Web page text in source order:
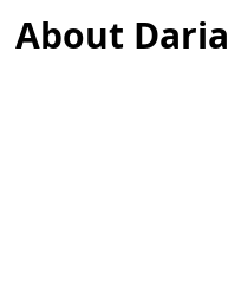
About Daria